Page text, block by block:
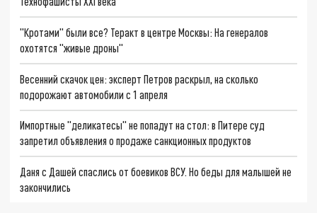
"Кротами" были все? Теракт в центре Москвы: На генералов
охотятся "живые дроны"
Весенний скачок цен: эксперт Петров раскрыл, на сколько
подорожают автомобили с 1 апреля
Импортные "деликатесы" не попадут на стол: в Питере суд
запретил объявления о продаже санкционных продуктов
Даня с Дашей спаслись от боевиков ВСУ. Но беды для малышей не
закончились